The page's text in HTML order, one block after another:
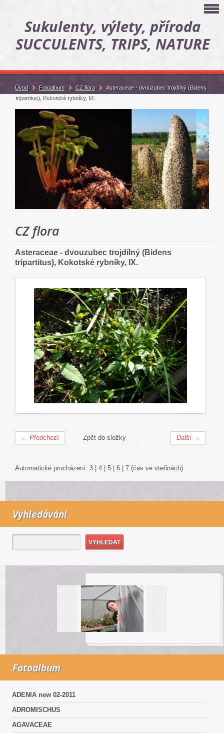
Sukulenty, výlety, příroda
SUCCULENTS, TRIPS, NATURE
CZ flora
Asteraceae - dvouzubec trojdílný (Bidens
tripartitus), Kokotské rybníky, IX.
← Předchozí Další →
Zpět do složky
Automatické procházení: 3 | 4 | 5 | 6 | 7 (čas ve vteřinách)
Vyhledávání
Fotoalbum
ADENIA new 02-2011
ADROMISCHUS
AGAVACEAE
Úvod Fotoalbum CZ flora
Asteraceae - dvouzubec trojdílný (Bidens
tripartitus), Kokotské rybníky, IX.